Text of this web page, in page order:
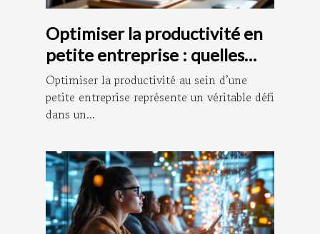
Optimiser la productivité en
petite entreprise : quelles
stratégies adopter ?
Optimiser la productivité au sein d’une
petite entreprise représente un véritable défi
dans un...